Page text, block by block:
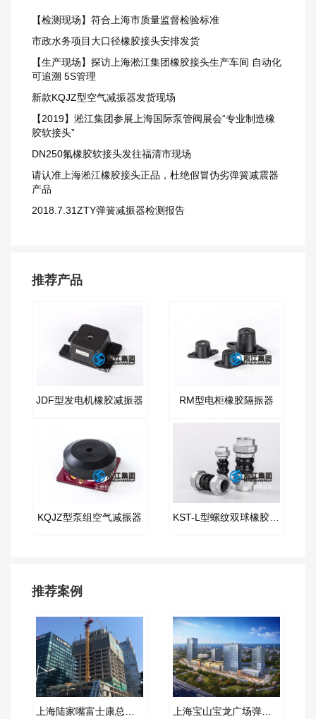
【检测现场】符合上海市质量监督检验标准
市政水务项目大口径橡胶接头安排发货
【生产现场】探访上海淞江集团橡胶接头生产车间 自动化
可追溯 5S管理
新款KQJZ型空气减振器发货现场
【2019】淞江集团参展上海国际泵管阀展会“专业制造橡
胶软接头”
DN250氟橡胶软接头发往福清市现场
请认准上海淞江橡胶接头正品，杜绝假冒伪劣弹簧减震器
产品
2018.7.31ZTY弹簧减振器检测报告
推荐产品
JDF型发电机橡胶减振器 RM型电柜橡胶隔振器
KQJZ型泵组空气减振器 KST-L型螺纹双球橡胶接头
推荐案例
上海陆家嘴富士康总部大厦弹簧减振器合同案例 上海宝山宝龙广场弹簧减震器合同